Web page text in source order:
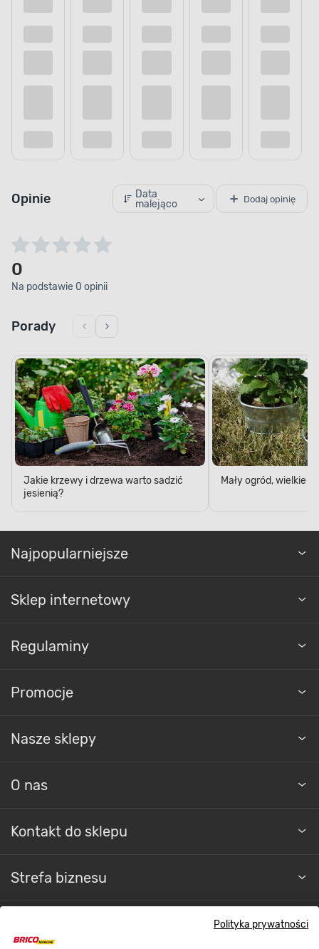
Polityka prywatności
Opinie
Data
malejąco
Dodaj opinię
0
Na podstawie 0 opinii
Porady
Jakie krzewy i drzewa warto sadzić
jesienią?
Mały ogród, wielkie
Najpopularniejsze
Sklep internetowy
Regulaminy
Promocje
Nasze sklepy
O nas
Kontakt do sklepu
Strefa biznesu